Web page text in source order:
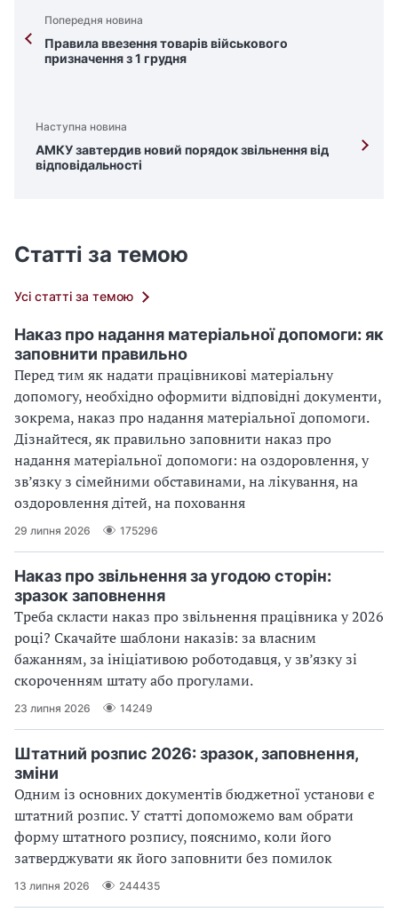
Попередня новина
Правила ввезення товарів військового
призначення з 1 грудня
Наступна новина
АМКУ завтердив новий порядок звільнення від
відповідальності
Статті за темою
Усі статті за темою
Наказ про надання матеріальної допомоги: як
заповнити правильно
Перед тим як надати працівникові матеріальну
допомогу, необхідно оформити відповідні документи,
зокрема, наказ про надання матеріальної допомоги.
Дізнайтеся, як правильно заповнити наказ про
надання матеріальної допомоги: на оздоровлення, у
зв’язку з сімейними обставинами, на лікування, на
оздоровлення дітей, на поховання
29 липня 2026 175296
Наказ про звільнення за угодою сторін:
зразок заповнення
Треба скласти наказ про звільнення працівника у 2026
році? Скачайте шаблони наказів: за власним
бажанням, за ініціативою роботодавця, у зв’язку зі
скороченням штату або прогулами.
23 липня 2026 14249
Штатний розпис 2026: зразок, заповнення,
зміни
Одним із основних документів бюджетної установи є
штатний розпис. У статті допоможемо вам обрати
форму штатного розпису, пояснимо, коли його
затверджувати як його заповнити без помилок
13 липня 2026 244435